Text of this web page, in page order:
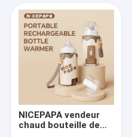
NICEPAPA vendeur
chaud bouteille de